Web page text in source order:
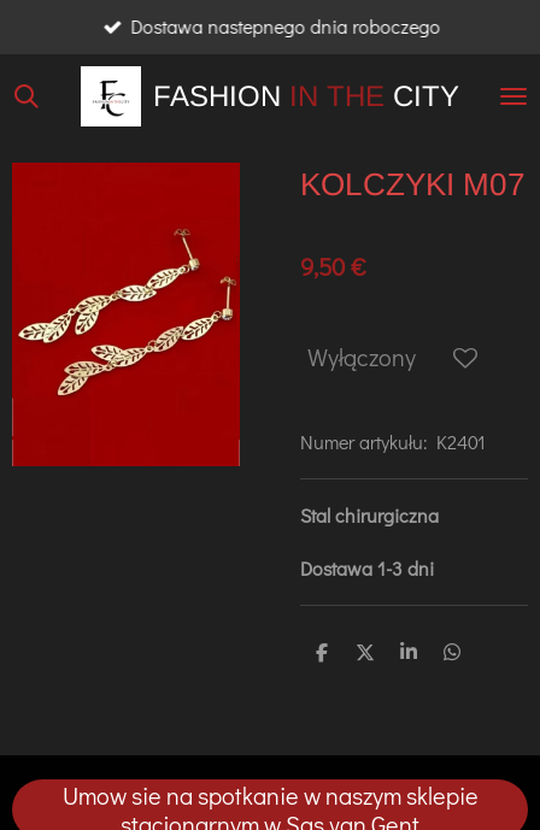
głównej
FASHION IN THE CITY
Dostawa nastepnego dnia roboczego
KOLCZYKI M07
9,50 €
Wyłączony
Numer artykułu: K2401
Stal chirurgiczna
Dostawa 1-3 dni
U
ę
p
n
U
ę
p
n
U
ę
p
n
U
ę
p
n
Umow sie na spotkanie w naszym sklepie